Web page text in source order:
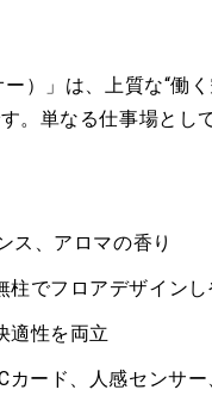
）」は、上質な“働
。単なる仕事場とし
ス、アロマの香り
柱でフロアデザインし
適性を両立
ード、人感センサ